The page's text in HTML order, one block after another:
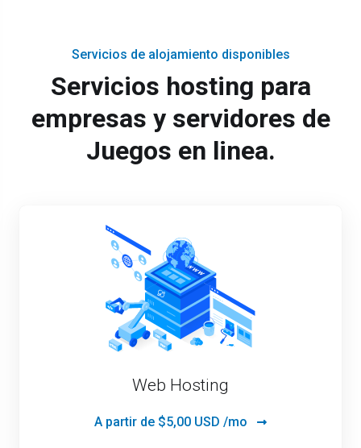
Servicios de alojamiento disponibles
Servicios hosting para
empresas y servidores de
Juegos en linea.
Web Hosting
A partir de $5,00 USD /mo